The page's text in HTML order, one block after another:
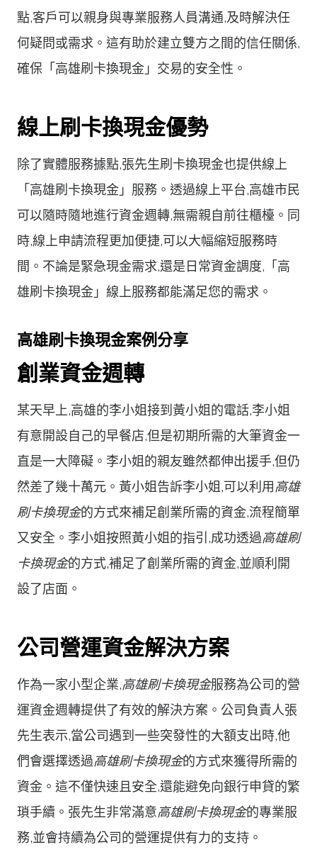
點,客戶可以親身與專業服務人員溝通,及時解決任
何疑問或需求。這有助於建立雙方之間的信任關係,
確保「高雄刷卡換現金」交易的安全性。
線上刷卡換現金優勢
除了實體服務據點,張先生刷卡換現金也提供線上
「高雄刷卡換現金」服務。透過線上平台,高雄市民
可以隨時隨地進行資金週轉,無需親自前往櫃檯。同
時,線上申請流程更加便捷,可以大幅縮短服務時
間。不論是緊急現金需求,還是日常資金調度,「高
雄刷卡換現金」線上服務都能滿足您的需求。
高雄刷卡換現金案例分享
創業資金週轉
某天早上,高雄的李小姐接到黃小姐的電話,李小姐
有意開設自己的早餐店,但是初期所需的大筆資金一
直是一大障礙。李小姐的親友雖然都伸出援手,但仍
然差了幾十萬元。黃小姐告訴李小姐,可以利用高雄
刷卡換現金的方式來補足創業所需的資金,流程簡單
又安全。李小姐按照黃小姐的指引,成功透過高雄刷
卡換現金的方式,補足了創業所需的資金,並順利開
設了店面。
公司營運資金解決方案
作為一家小型企業,高雄刷卡換現金服務為公司的營
運資金週轉提供了有效的解決方案。公司負責人張
先生表示,當公司遇到一些突發性的大額支出時,他
們會選擇透過高雄刷卡換現金的方式來獲得所需的
資金。這不僅快速且安全,還能避免向銀行申貸的繁
瑣手續。張先生非常滿意高雄刷卡換現金的專業服
務,並會持續為公司的營運提供有力的支持。